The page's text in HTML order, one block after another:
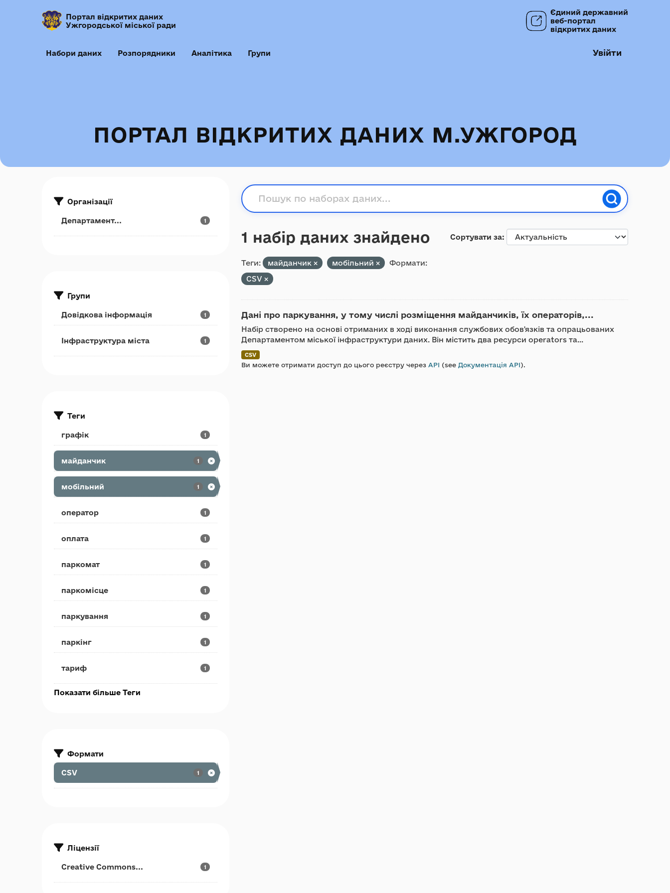
Портал відкритих даних
Ужгородської міської ради
Єдиний державний
веб-портал
відкритих даних
Набори даних Розпорядники Аналітика Групи Увійти
ПОРТАЛ ВІДКРИТИХ ДАНИХ М.УЖГОРОД
Організації
Департамент... 1
Групи
Довідкова інформація 1
Інфраструктура міста 1
Теги
графік 1
майданчик 1
мобільний 1
оператор 1
оплата 1
паркомат 1
паркомісце 1
паркування 1
паркінг 1
тариф 1
Показати більше Теги
Формати
CSV 1
Ліцензії
Creative Commons... 1
Сортувати за
1 набір даних знайдено
Теги: майданчик мобільний
Формати:
CSV
Дані про паркування, у тому числі розміщення майданчиків, їх операторів,...
Набір створено на основі отриманих в ході виконання службових обов'язків та опрацьованих
Департаментом міської інфраструктури даних. Він містить два ресурси operators та...
CSV
Ви можете отримати доступ до цього реєстру через API (see Документація API).